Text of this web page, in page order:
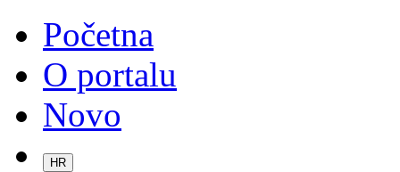
Početna
O portalu
Novo
HR